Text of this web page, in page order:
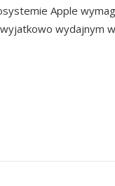
Apple
wydajnym